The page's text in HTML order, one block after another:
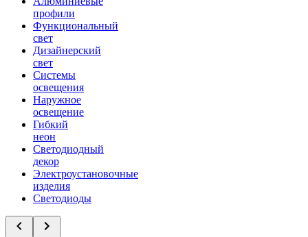
профили
Функциональный
свет
Дизайнерский
свет
Системы
освещения
Наружное
освещение
Гибкий
неон
Светодиодный
декор
Электроустановочные
изделия
Светодиоды